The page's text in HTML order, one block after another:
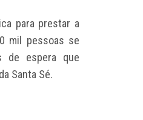
para prestar a
mil pessoas se
de espera que
Santa Sé.